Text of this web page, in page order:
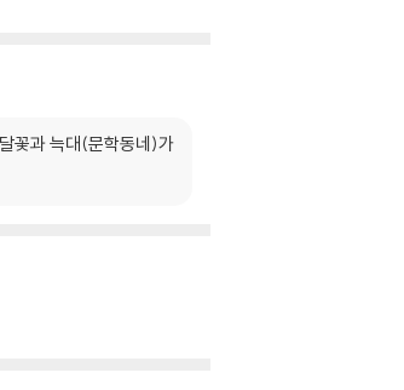
꽃과 늑대(문학동네)가